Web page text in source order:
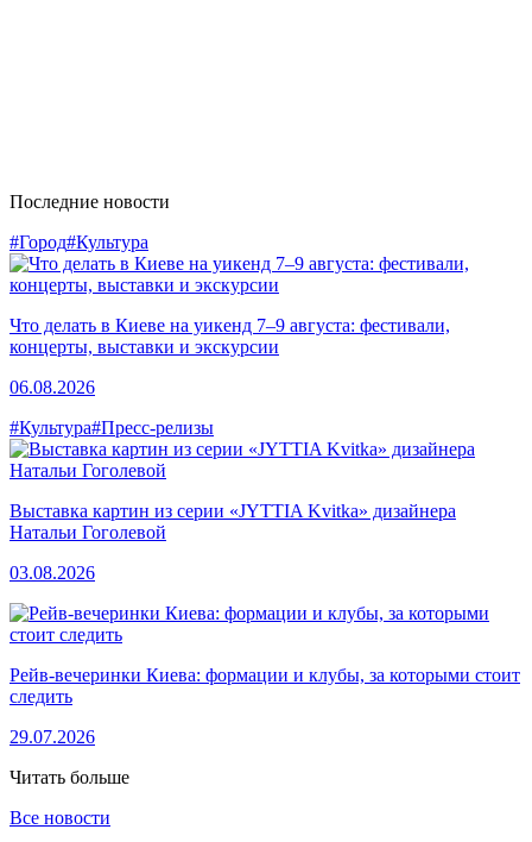
Последние новости
#Город#Культура
Что делать в Киеве на уикенд 7–9 августа: фестивали,
концерты, выставки и экскурсии
06.08.2026
#Культура#Пресс-релизы
Выставка картин из серии «JYTTIA Kvitka» дизайнера
Натальи Гоголевой
03.08.2026
Рейв-вечеринки Киева: формации и клубы, за которыми стоит
следить
29.07.2026
Читать больше
Все новости